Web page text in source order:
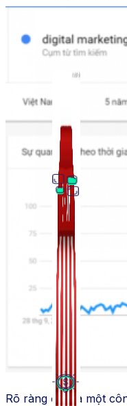
Công Cụ
1,066 bài viết
Thủ Thuật
536 bài viết
Rõ ràng đây là một